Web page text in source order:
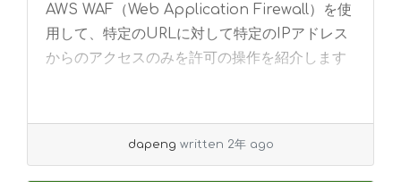
AWS WAF（Web Application Firewall）を使
用して、特定のURLに対して特定のIPアドレス
からのアクセスのみを許可の操作を紹介します
dapeng written 2年 ago